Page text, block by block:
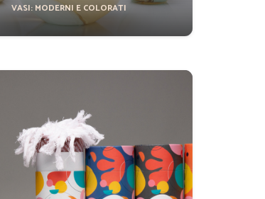
VASI: MODERNI E COLORATI